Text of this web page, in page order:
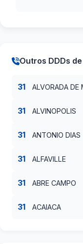
Outros DDDs de
31 ALVORADA DE
31 ALVINOPOLIS
31 ANTONIO DIAS
31 ALFAVILLE
31 ABRE CAMPO
31 ACAIACA